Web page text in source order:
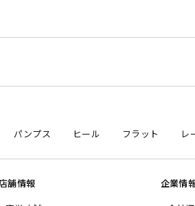
パンプス ヒール フラット レ
店舗情報 企業情